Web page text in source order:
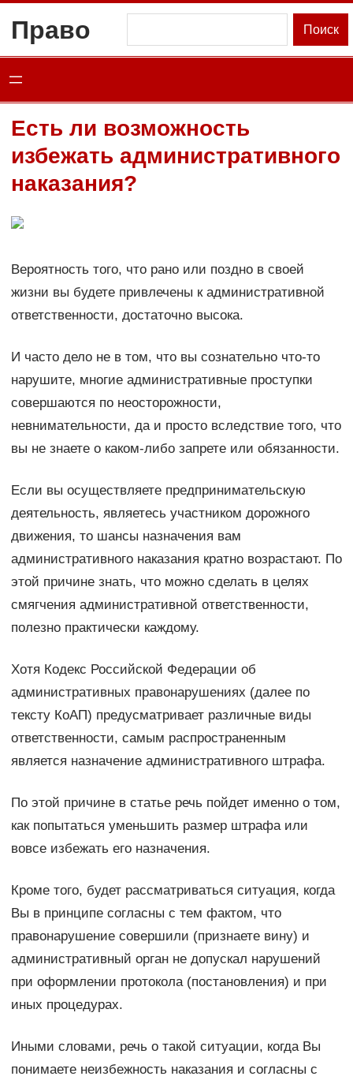
содержимому
Право Поиск
Есть ли возможность
избежать административного
наказания?
Вероятность того, что рано или поздно в своей
жизни вы будете привлечены к административной
ответственности, достаточно высока.
И часто дело не в том, что вы сознательно что-то
нарушите, многие административные проступки
совершаются по неосторожности,
невнимательности, да и просто вследствие того, что
вы не знаете о каком-либо запрете или обязанности.
Если вы осуществляете предпринимательскую
деятельность, являетесь участником дорожного
движения, то шансы назначения вам
административного наказания кратно возрастают. По
этой причине знать, что можно сделать в целях
смягчения административной ответственности,
полезно практически каждому.
Хотя Кодекс Российской Федерации об
административных правонарушениях (далее по
тексту КоАП) предусматривает различные виды
ответственности, самым распространенным
является назначение административного штрафа.
По этой причине в статье речь пойдет именно о том,
как попытаться уменьшить размер штрафа или
вовсе избежать его назначения.
Кроме того, будет рассматриваться ситуация, когда
Вы в принципе согласны с тем фактом, что
правонарушение совершили (признаете вину) и
административный орган не допускал нарушений
при оформлении протокола (постановления) и при
иных процедурах.
Иными словами, речь о такой ситуации, когда Вы
понимаете неизбежность наказания и согласны с